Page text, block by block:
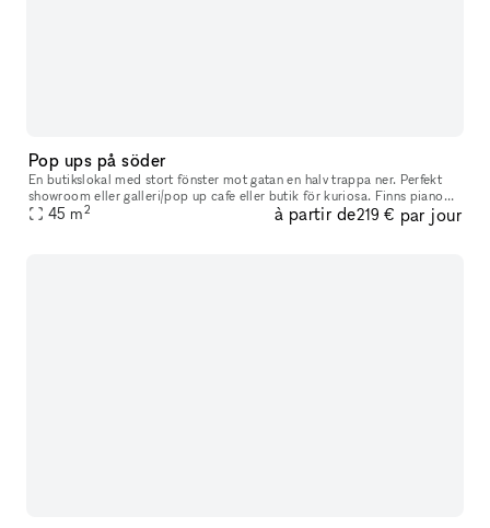
Pop ups på söder
En butikslokal med stort fönster mot gatan en halv trappa ner. Perfekt
showroom eller galleri/pop up cafe eller butik för kuriosa. Finns piano
för mindre akustiska konserter och bjudningar.
45 m2 à partir de219 € par jour